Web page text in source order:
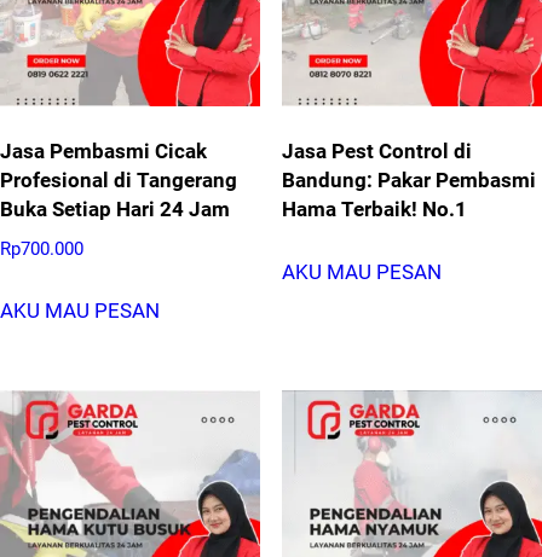
Jasa Pembasmi Cicak
Profesional di Tangerang
Buka Setiap Hari 24 Jam
Rp700.000
AKU MAU PESAN
Jasa Pest Control di
Bandung: Pakar Pembasmi
Hama Terbaik! No.1
AKU MAU PESAN